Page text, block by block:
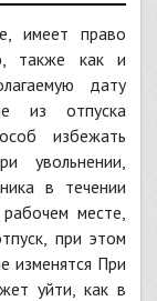
имеет право
также как и
дату
из отпуска
избежать
увольнении,
в течении
месте,
при этом
изменятся При
уйти, как в